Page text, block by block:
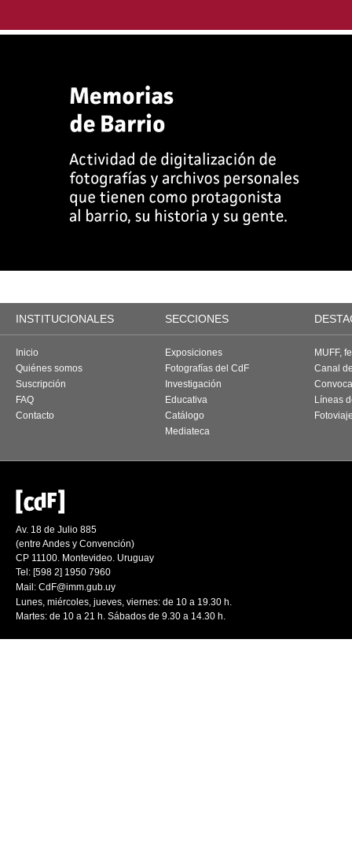
INSTITUCIONALES SECCIONES
Inicio
Quiénes somos
Suscripción
FAQ
Contacto
Exposiciones
Fotografías del CdF
Investigación
Educativa
Catálogo
Mediateca
MUFF,
Canal
Líneas
Av. 18 de Julio 885
(entre Andes y Convención)
CP 11100. Montevideo. Uruguay
Tel: [598 2] 1950 7960
Mail: CdF@imm.gub.uy
Lunes, miércoles, jueves, viernes: de 10 a 19.30 h.
Martes: de 10 a 21 h. Sábados de 9.30 a 14.30 h.